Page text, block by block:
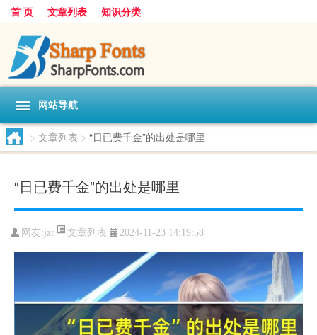
首 页 文章列表 知识分类
网站导航
> 文章列表 > “日已费千金”的出处是哪里
“日已费千金”的出处是哪里
网友:jzr 文章列表 2024-11-23 14:19:58